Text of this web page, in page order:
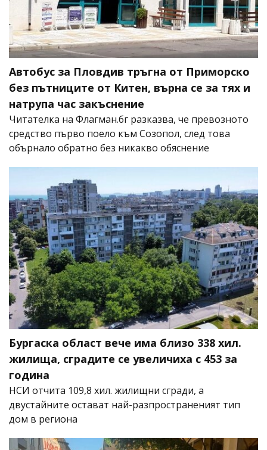
Автобус за Пловдив тръгна от Приморско
без пътниците от Китен, върна се за тях и
натрупа час закъснение
Читателка на Флагман.бг разказва, че превозното
средство първо поело към Созопол, след това
обърнало обратно без никакво обяснение
Бургаска област вече има близо 338 хил.
жилища, сградите се увеличиха с 453 за
година
НСИ отчита 109,8 хил. жилищни сгради, а
двустайните остават най-разпространеният тип
дом в региона